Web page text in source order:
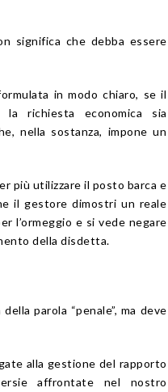
significa che debba essere
in modo chiaro, se il
richiesta economica sia
nella sostanza, impone un
più utilizzare il posto barca e
il gestore dimostri un reale
l’ormeggio e si vede negare
della disdetta.
parola “penale”, ma deve
alla gestione del rapporto
affrontate nel nostro